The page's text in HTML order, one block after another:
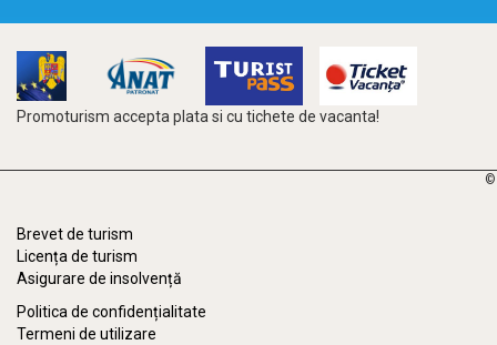
Promoturism accepta plata si cu tichete de vacanta!
©
Brevet de turism
Licența de turism
Asigurare de insolvență
Politica de confidențialitate
Termeni de utilizare